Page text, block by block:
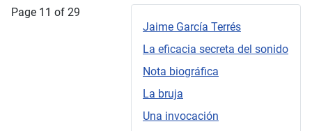
Jaime García Terrés
La eficacia secreta del sonido
Nota biográfica
La bruja
Una invocación
Page 11 of 29